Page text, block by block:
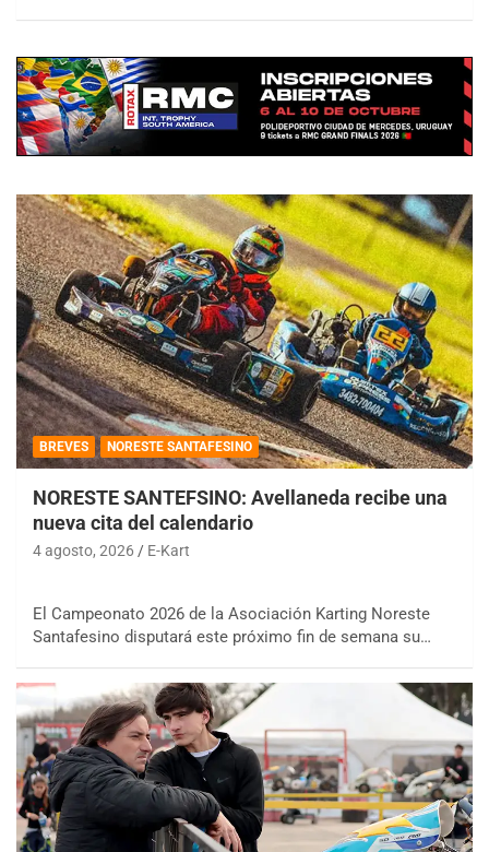
BREVES NORESTE SANTAFESINO
NORESTE SANTEFSINO: Avellaneda recibe una
nueva cita del calendario
4 agosto, 2026 E-Kart
El Campeonato 2026 de la Asociación Karting Noreste
Santafesino disputará este próximo fin de semana su…